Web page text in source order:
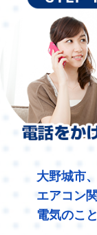
大野城市
エアコン
電気のこ